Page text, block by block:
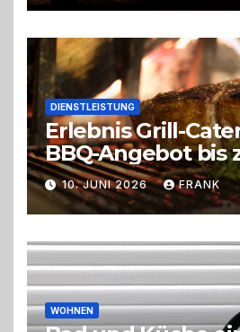
DIENSTLEISTUNG
Erlebnis Grill-
BBQ-Angebot bis
perfekten
Trend zu
Live-Cooking
10. JUNI 2026 FRANK
WOHNEN